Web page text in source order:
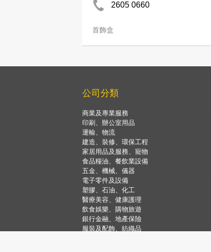
2605 0660
首飾盒
公司分類
商業及專業服務
印刷、辦公室用品
運輸、物流
建造、裝修、環保工程
家居用品及服務、寵物
食品糧油、餐飲業設備
五金、機械、儀器
電子零件及設備
塑膠、石油、化工
醫療美容、健康護理
飲食娛樂、購物旅遊
銀行金融、地產保險
服裝及配飾、紡織品